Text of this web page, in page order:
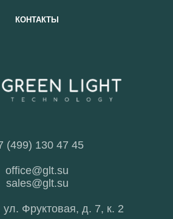
КОНТАКТЫ
(499) 130 47 45
office@glt.su
sales@glt.su
ул. Фруктовая, д. 7, к. 2